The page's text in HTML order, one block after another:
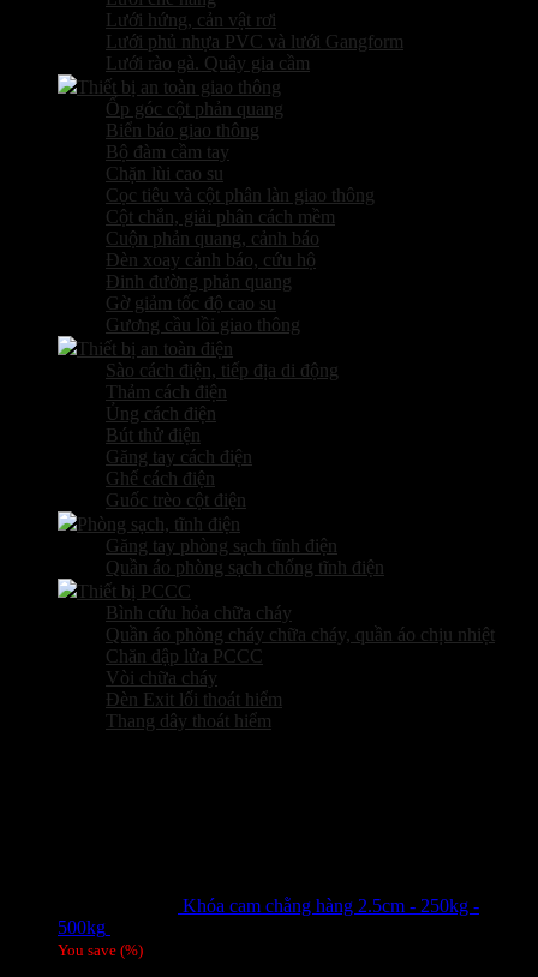
Lưới hứng, cản vật rơi
Lưới phủ nhựa PVC và lưới Gangform
Lưới rào gà. Quây gia cầm
Thiết bị an toàn giao thông
Ốp góc cột phản quang
Biển báo giao thông
Bộ đàm cầm tay
Chặn lùi cao su
Cọc tiêu và cột phân làn giao thông
Cột chắn, giải phân cách mềm
Cuộn phản quang, cảnh báo
Đèn xoay cảnh báo, cứu hộ
Đinh đường phản quang
Gờ giảm tốc độ cao su
Gương cầu lồi giao thông
Thiết bị an toàn điện
Sào cách điện, tiếp địa di động
Thảm cách điện
Ủng cách điện
Bút thử điện
Găng tay cách điện
Ghế cách điện
Guốc trèo cột điện
Phòng sạch, tĩnh điện
Găng tay phòng sạch tĩnh điện
Quần áo phòng sạch chống tĩnh điện
Thiết bị PCCC
Bình cứu hỏa chữa cháy
Quần áo phòng cháy chữa cháy, quần áo chịu nhiệt
Chăn dập lửa PCCC
Vòi chữa cháy
Đèn Exit lối thoát hiểm
Thang dây thoát hiểm
Khóa cam chằng hàng 2.5cm - 250kg -
500kg
You save (%)